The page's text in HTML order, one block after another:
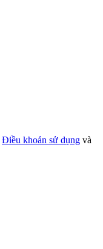
Điều khoản sử dụng và